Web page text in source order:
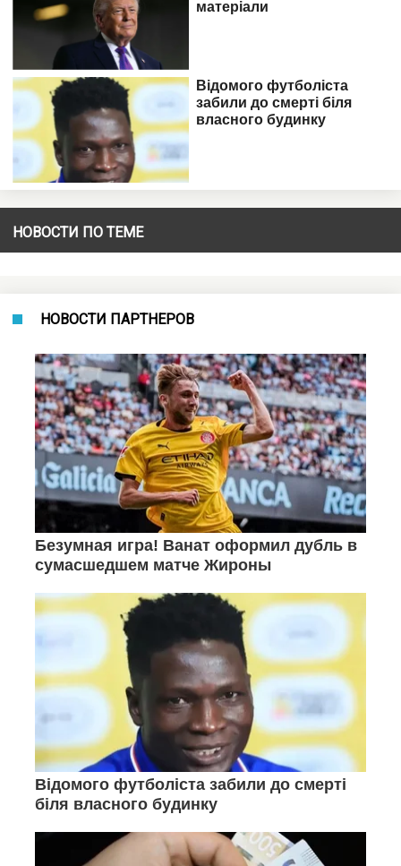
НОВОСТИ ПО ТЕМЕ
НОВОСТИ ПАРТНЕРОВ